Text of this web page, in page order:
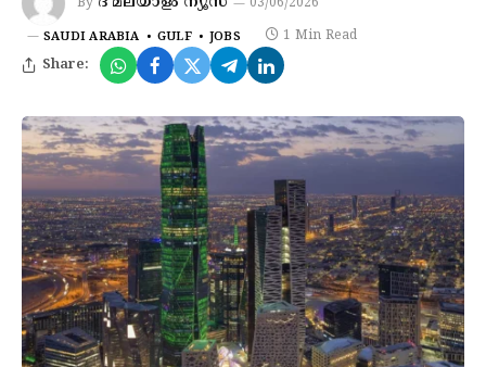
By 03/06/2026
SAUDI ARABIA GULF JOBS 1 Min Read
Share: